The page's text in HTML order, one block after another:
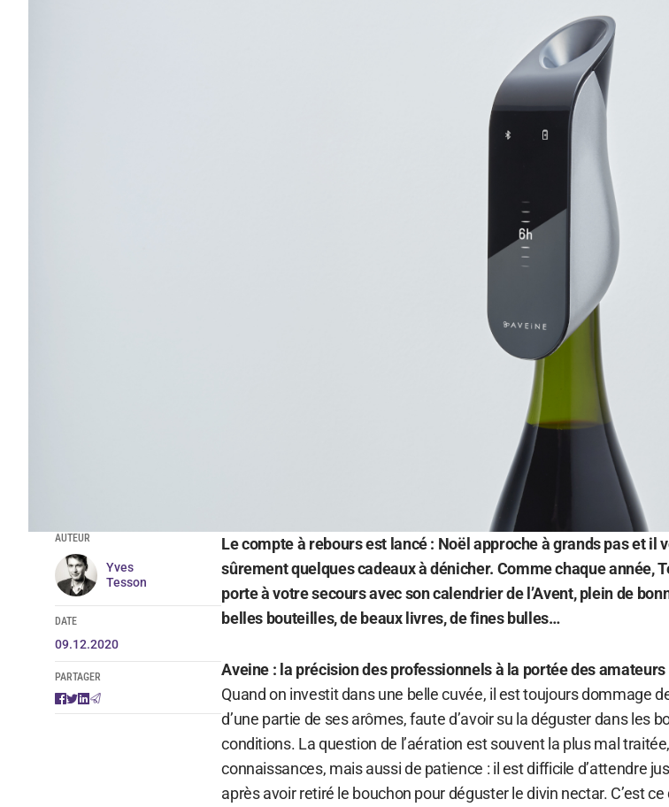
AUTEUR
Yves
Tesson
DATE
09.12.2020
PARTAGER
Le compte à rebours est lancé : Noël approche à grands pas et il
sûrement quelques cadeaux à dénicher. Comme chaque année,
porte à votre secours avec son calendrier de l’Avent, plein de
belles bouteilles, de beaux livres, de fines bulles…
Aveine : la précision des professionnels à la portée des amateurs
Quand on investit dans une belle cuvée, il est toujours dommage
d’une partie de ses arômes, faute d’avoir su la déguster dans les
conditions. La question de l’aération est souvent la plus mal
connaissances, mais aussi de patience : il est difficile d’attendre
après avoir retiré le bouchon pour déguster le divin nectar. C’est ce